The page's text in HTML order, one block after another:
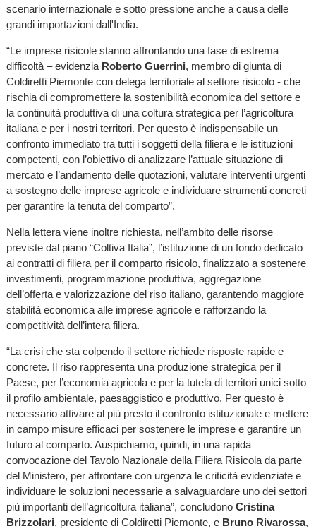
scenario internazionale e sotto pressione anche a causa delle
grandi importazioni dall'India.
“Le imprese risicole stanno affrontando una fase di estrema
difficoltà – evidenzia Roberto Guerrini, membro di giunta di
Coldiretti Piemonte con delega territoriale al settore risicolo - che
rischia di compromettere la sostenibilità economica del settore e
la continuità produttiva di una coltura strategica per l’agricoltura
italiana e per i nostri territori. Per questo è indispensabile un
confronto immediato tra tutti i soggetti della filiera e le istituzioni
competenti, con l’obiettivo di analizzare l’attuale situazione di
mercato e l’andamento delle quotazioni, valutare interventi urgenti
a sostegno delle imprese agricole e individuare strumenti concreti
per garantire la tenuta del comparto”.
Nella lettera viene inoltre richiesta, nell’ambito delle risorse
previste dal piano “Coltiva Italia”, l’istituzione di un fondo dedicato
ai contratti di filiera per il comparto risicolo, finalizzato a sostenere
investimenti, programmazione produttiva, aggregazione
dell’offerta e valorizzazione del riso italiano, garantendo maggiore
stabilità economica alle imprese agricole e rafforzando la
competitività dell’intera filiera.
“La crisi che sta colpendo il settore richiede risposte rapide e
concrete. Il riso rappresenta una produzione strategica per il
Paese, per l’economia agricola e per la tutela di territori unici sotto
il profilo ambientale, paesaggistico e produttivo. Per questo è
necessario attivare al più presto il confronto istituzionale e mettere
in campo misure efficaci per sostenere le imprese e garantire un
futuro al comparto. Auspichiamo, quindi, in una rapida
convocazione del Tavolo Nazionale della Filiera Risicola da parte
del Ministero, per affrontare con urgenza le criticità evidenziate e
individuare le soluzioni necessarie a salvaguardare uno dei settori
più importanti dell’agricoltura italiana”, concludono Cristina
Brizzolari, presidente di Coldiretti Piemonte, e Bruno Rivarossa,